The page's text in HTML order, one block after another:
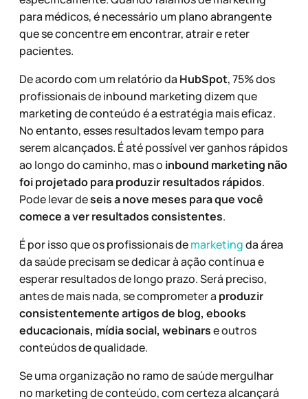
para médicos, é necessário um plano abrangente
que se concentre em encontrar, atrair e reter
pacientes.
De acordo com um relatório da HubSpot, 75% dos
profissionais de inbound marketing dizem que
marketing de conteúdo é a estratégia mais eficaz.
No entanto, esses resultados levam tempo para
serem alcançados. É até possível ver ganhos rápidos
ao longo do caminho, mas o inbound marketing não
foi projetado para produzir resultados rápidos.
Pode levar deseis a nove meses para que você
comece a ver resultados consistentes.
É por isso que os profissionais demarketingda área
da saúde precisam se dedicar à ação contínua e
esperar resultados de longo prazo. Será preciso,
antes de mais nada, se comprometer a produzir
consistentemente artigos de blog, ebooks
educacionais, mídia social, webinarse outros
conteúdos de qualidade.
Se uma organização no ramo de saúde mergulhar
no marketing de conteúdo, com certeza alcançará